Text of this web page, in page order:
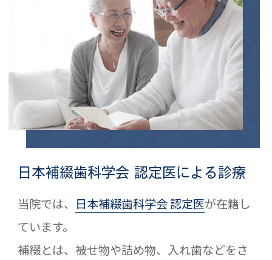
日本補綴歯科学会 認定医による診療
当院では、 日本補綴歯科学会 認定医が在籍し
ています。
補綴とは、被せ物や詰め物、入れ歯などをさ